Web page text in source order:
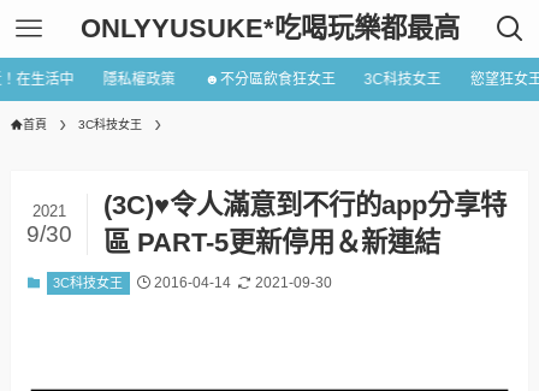
ONLYYUSUKE*吃喝玩樂都最高
在生活中 隱私權政策 ☻不分區飲食狂女王 3C科技女王 慾望狂女
首頁 3C科技女王
(3C)♥令人滿意到不行的app分享特
區 PART-5更新停用＆新連結
2021
9/30
3C科技女王 2016-04-14 2021-09-30